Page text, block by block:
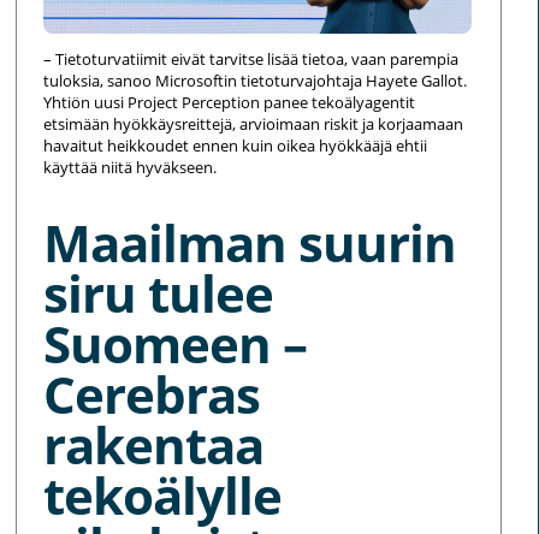
– Tietoturvatiimit eivät tarvitse lisää tietoa, vaan parempia
tuloksia, sanoo Microsoftin tietoturvajohtaja Hayete Gallot.
Yhtiön uusi Project Perception panee tekoälyagentit
etsimään hyökkäysreittejä, arvioimaan riskit ja korjaamaan
havaitut heikkoudet ennen kuin oikea hyökkääjä ehtii
käyttää niitä hyväkseen.
Maailman suurin
siru tulee
Suomeen –
Cerebras
rakentaa
tekoälylle